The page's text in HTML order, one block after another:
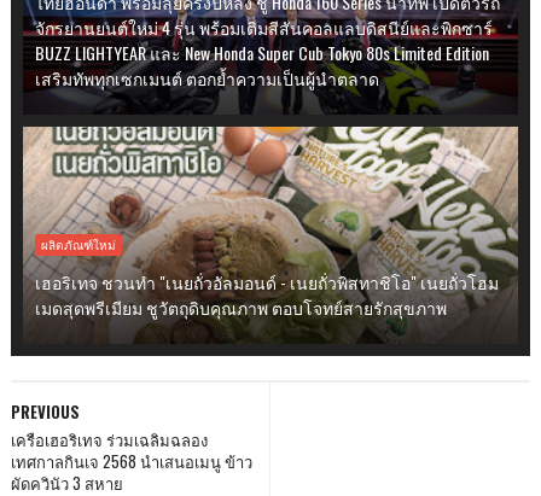
จักรยานยนต์ใหม่ 4 รุ่น พร้อมเติมสีสันคอลแลบดิสนีย์และพิกซาร์
BUZZ LIGHTYEAR และ New Honda Super Cub Tokyo 80s Limited Edition
เสริมทัพทุกเซกเมนต์ ตอกย้ำความเป็นผู้นำตลาด
ผลิตภัณฑ์ใหม่
เฮอริเทจ ชวนทำ "เนยถั่วอัลมอนด์ - เนยถั่วพิสทาชิโอ" เนยถั่วโฮม
เมดสุดพรีเมียม ชูวัตถุดิบคุณภาพ ตอบโจทย์สายรักสุขภาพ
PREVIOUS
เครือเฮอริเทจ ร่วมเฉลิมฉลอง
เทศกาลกินเจ 2568 นำเสนอเมนู ข้าว
ผัดควินัว 3 สหาย